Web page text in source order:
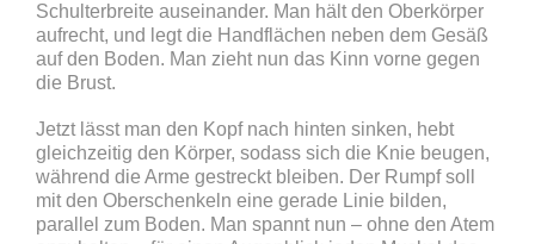
Schulterbreite auseinander. Man hält den Oberkörper
aufrecht, und legt die Handflächen neben dem Gesäß
auf den Boden. Man zieht nun das Kinn vorne gegen
die Brust.
Jetzt lässt man den Kopf nach hinten sinken, hebt
gleichzeitig den Körper, sodass sich die Knie beugen,
während die Arme gestreckt bleiben. Der Rumpf soll
mit den Oberschenkeln eine gerade Linie bilden,
parallel zum Boden. Man spannt nun – ohne den Atem